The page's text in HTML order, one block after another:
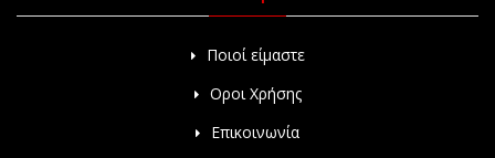
Ποιοί είμαστε
Οροι Χρήσης
Επικοινωνία